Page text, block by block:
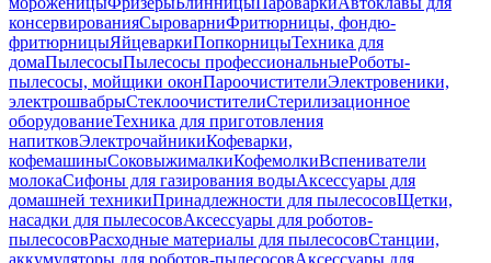
консервированияСыроварниФритюрницы, фондю-
фритюрницыЯйцеваркиПопкорницыТехника для
домаПылесосыПылесосы профессиональныеРоботы-
пылесосы, мойщики оконПароочистителиЭлектровеники,
электрошвабрыСтеклоочистителиСтерилизационное
оборудованиеТехника для приготовления
напитковЭлектрочайникиКофеварки,
кофемашиныСоковыжималкиКофемолкиВспениватели
молокаСифоны для газирования водыАксессуары для
домашней техникиПринадлежности для пылесосовЩетки,
насадки для пылесосовАксессуары для роботов-
пылесосовРасходные материалы для пылесосовСтанции,
аккумуляторы для роботов-пылесосовАксессуары для